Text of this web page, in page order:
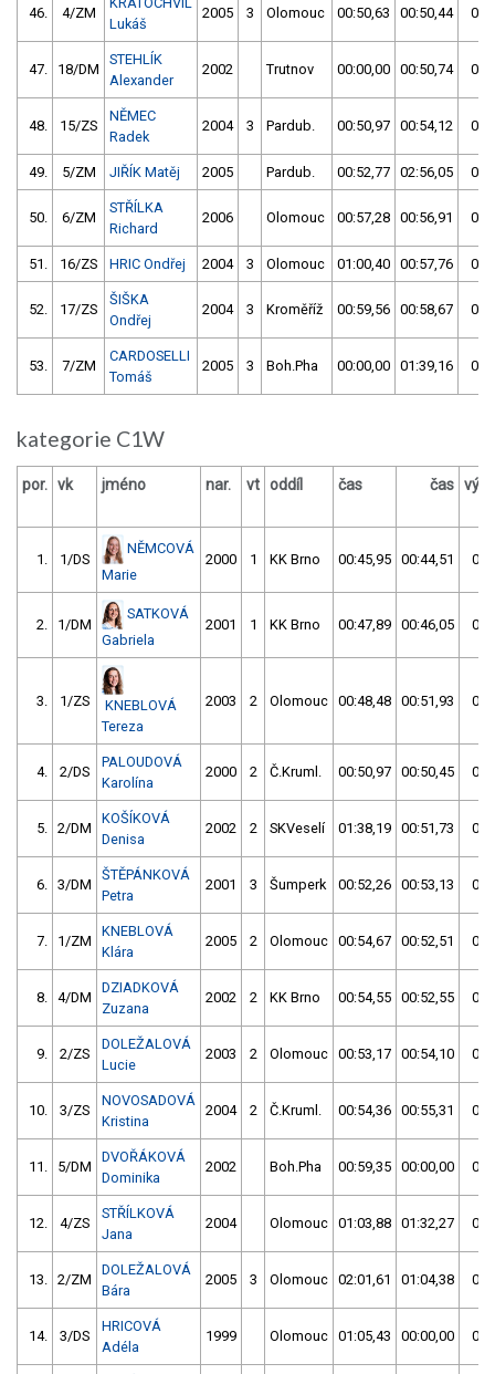
46. 4/ZM
Lukáš
2005 3 Olomouc 00:50,63 00:50,44
47. 18/DM
STEHLÍK
Alexander
2002 Trutnov 00:00,00 00:50,74
48. 15/ZS
NĚMEC
Radek
2004 3 Pardub. 00:50,97 00:54,12
49. 5/ZM JIŘÍK Matěj 2005 Pardub. 00:52,77 02:56,05
50. 6/ZM
STŘÍLKA
Richard
2006 Olomouc 00:57,28 00:56,91
51. 16/ZS HRIC Ondřej 2004 3 Olomouc 01:00,40 00:57,76
52. 17/ZS
ŠIŠKA
Ondřej
2004 3 Kroměříž 00:59,56 00:58,67
53. 7/ZM
CARDOSELLI
Tomáš
2005 3 Boh.Pha 00:00,00 01:39,16
kategorie C1W
por. vk jméno nar. vt oddíl čas čas
1. 1/DS
NĚMCOVÁ
Marie
2000 1 KK Brno 00:45,95 00:44,51
2. 1/DM
SATKOVÁ
Gabriela
2001 1 KK Brno 00:47,89 00:46,05
3. 1/ZS
KNEBLOVÁ
Tereza
2003 2 Olomouc 00:48,48 00:51,93
4. 2/DS
PALOUDOVÁ
Karolína
2000 2 Č.Kruml. 00:50,97 00:50,45
5. 2/DM
KOŠÍKOVÁ
Denisa
2002 2 SKVeselí 01:38,19 00:51,73
6. 3/DM
ŠTĚPÁNKOVÁ
Petra
2001 3 Šumperk 00:52,26 00:53,13
7. 1/ZM
KNEBLOVÁ
Klára
2005 2 Olomouc 00:54,67 00:52,51
8. 4/DM
DZIADKOVÁ
Zuzana
2002 2 KK Brno 00:54,55 00:52,55
9. 2/ZS
DOLEŽALOVÁ
Lucie
2003 2 Olomouc 00:53,17 00:54,10
10. 3/ZS
NOVOSADOVÁ
Kristina
2004 2 Č.Kruml. 00:54,36 00:55,31
11. 5/DM
DVOŘÁKOVÁ
Dominika
2002 Boh.Pha 00:59,35 00:00,00
12. 4/ZS
STŘÍLKOVÁ
Jana
2004 Olomouc 01:03,88 01:32,27
13. 2/ZM
DOLEŽALOVÁ
Bára
2005 3 Olomouc 02:01,61 01:04,38
14. 3/DS
HRICOVÁ
Adéla
1999 Olomouc 01:05,43 00:00,00